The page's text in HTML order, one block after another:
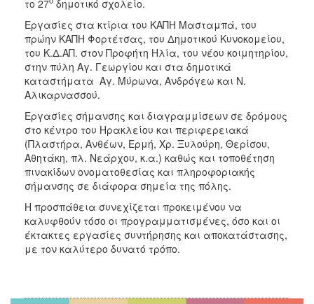
το 27 δημοτικό σχολείο.
Εργασίες στα κτίρια του ΚΑΠΗ Μασταμπά, του
πρώην ΚΑΠΗ Φορτέτσας, του Δημοτικού Κυνοκομείου,
του Κ.Δ.ΑΠ. στον Προφήτη Ηλία, του νέου κοιμητηρίου,
στην πύλη Αγ. Γεωργίου και στα δημοτικά
καταστήματα Αγ. Μύρωνα, Ανδρόγεω και Ν.
Αλικαρνασσού.
Εργασίες σήμανσης και διαγραμμίσεων σε δρόμους
στο κέντρο του Ηρακλείου και περιφερειακά
(Πλαστήρα, Ανθέων, Ερμή, Χρ. Ξυλούρη, Θερίσου,
Αθητάκη, πλ. Νεάρχου, κ.α.) καθώς και τοποθέτηση
πινακίδων ονοματοθεσίας και πληροφοριακής
σήμανσης σε διάφορα σημεία της πόλης.
Η προσπάθεια συνεχίζεται προκειμένου να
καλυφθούν τόσο οι προγραμματισμένες, όσο και οι
έκτακτες εργασίες συντήρησης και αποκατάστασης,
με τον καλύτερο δυνατό τρόπο.